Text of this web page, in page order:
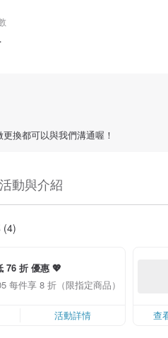
換都可以與我們溝通喔！
動與介紹
(4)
每件享 8 折（限指定商品）
活動詳情 查